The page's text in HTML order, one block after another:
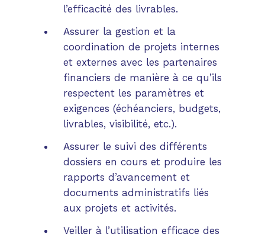
l’efficacité des livrables.
Assurer la gestion et la
coordination de projets internes
et externes avec les partenaires
financiers de manière à ce qu’ils
respectent les paramètres et
exigences (échéanciers, budgets,
livrables, visibilité, etc.).
Assurer le suivi des différents
dossiers en cours et produire les
rapports d’avancement et
documents administratifs liés
aux projets et activités.
Veiller à l’utilisation efficace des